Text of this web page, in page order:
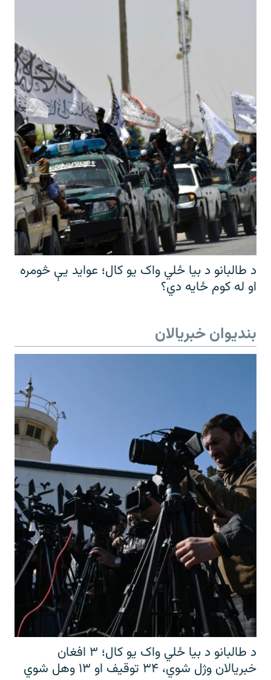
د طالبانو د بیا ځلي واک یو کال؛ عواید یې څومره
او له کوم ځایه دي؟
بندیوان خبریالان
د طالبانو د بیا ځلي واک یو کال؛ ۳ افغان
خبریالان وژل شوي، ۳۴ توقیف او ۱۳ وهل شوي